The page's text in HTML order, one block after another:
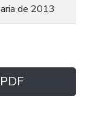
de 2013